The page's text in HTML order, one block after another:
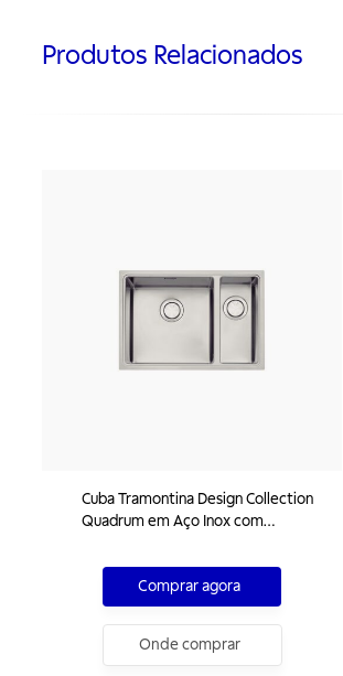
Produtos Relacionados
Cuba Tramontina Design Collection
Quadrum em Aço Inox com
2 Cubas
Comprar agora
Onde comprar